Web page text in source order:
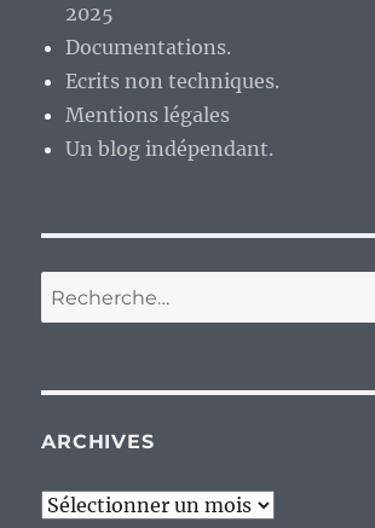
2025
Documentations.
Ecrits non techniques.
Mentions légales
Un blog indépendant.
Recherche
pour :
ARCHIVES
Archives